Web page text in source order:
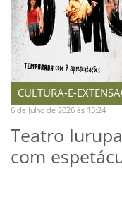
CULTURA-E-
6 de Julho de 2026 às 13:24
Teatro
com